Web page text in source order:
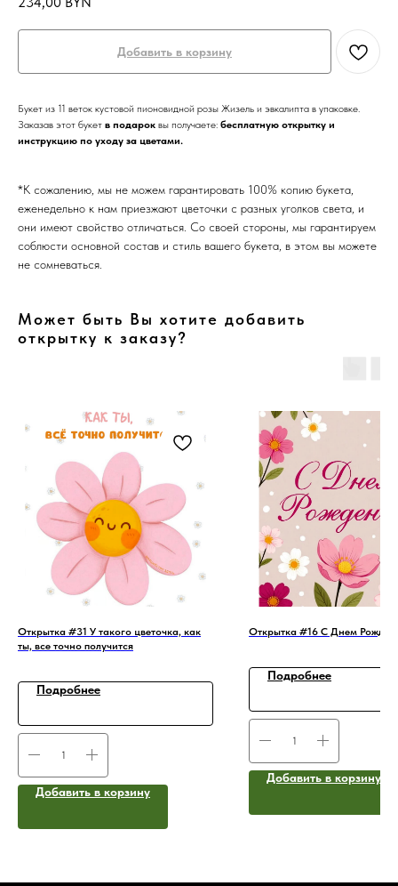
Добавить в корзину
Букет из 11 веток кустовой пионовидной розы Жизель и эвкалипта в упаковке.
Заказав этот букет в подарок вы получаете: бесплатную открытку и
инструкцию по уходу за цветами.
*К сожалению, мы не можем гарантировать 100% копию букета,
еженедельно к нам приезжают цветочки с разных уголков света, и
они имеют свойство отличаться. Со своей стороны, мы гарантируем
соблюсти основной состав и стиль вашего букета, в этом вы можете
не сомневаться.
Может быть Вы хотите добавить
открытку к заказу?
Открытка #31 У такого цветочка, как
ты, все точно получится
Подробнее
Добавить в корзину
Открытка #16 С Днем
Подробнее
Добавить в корзину